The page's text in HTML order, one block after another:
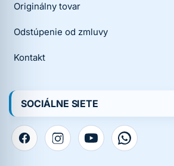
Originálny tovar
Odstúpenie od zmluvy
Kontakt
SOCIÁLNE SIETE